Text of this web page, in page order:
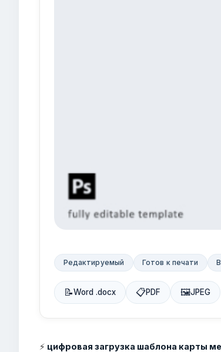
Редактируемый Готов к печати
📝Word .docx 📋PDF 🖼JPEG
⚡ цифровая загрузка шаблона карты